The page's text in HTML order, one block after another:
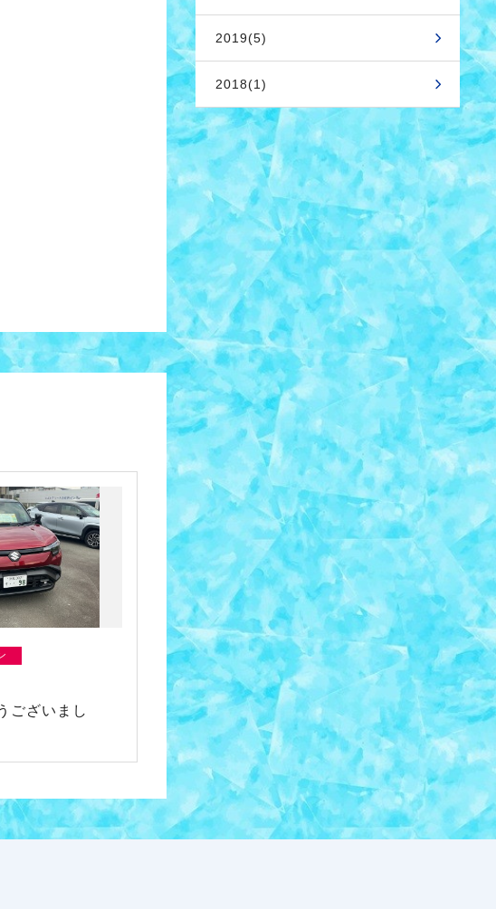
ございまし
2019(5)
2018(1)